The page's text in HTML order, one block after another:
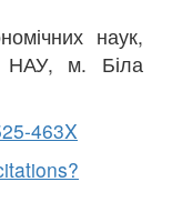
наук,
НАУ, м. Біла
463X
?